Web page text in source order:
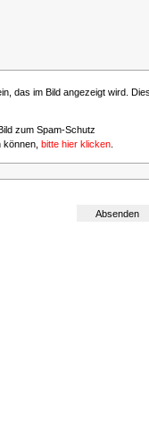
das im Bild angezeigt wird.
bitte hier klicken